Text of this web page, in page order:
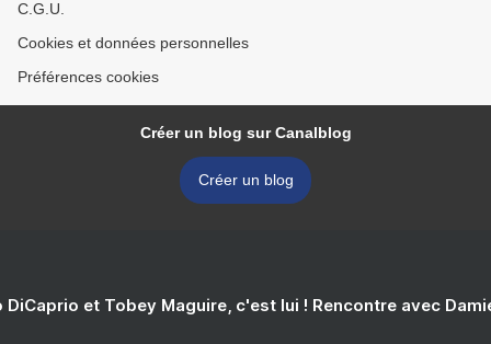
C.G.U.
Cookies et données personnelles
Préférences cookies
Créer un blog sur Canalblog
Créer un blog
DiCaprio et Tobey Maguire, c'est lui ! Rencontre avec